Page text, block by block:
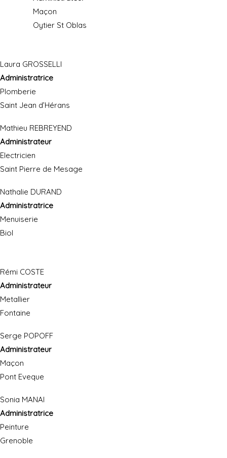
Maçon
Oytier St Oblas
Laura GROSSELLI
Administratrice
Plomberie
Saint Jean d’Hérans
Mathieu REBREYEND
Administrateur
Electricien
Saint Pierre de Mesage
Nathalie DURAND
Administratrice
Menuiserie
Biol
Rémi COSTE
Administrateur
Metallier
Fontaine
Serge POPOFF
Administrateur
Maçon
Pont Eveque
Sonia MANAI
Administratrice
Peinture
Grenoble